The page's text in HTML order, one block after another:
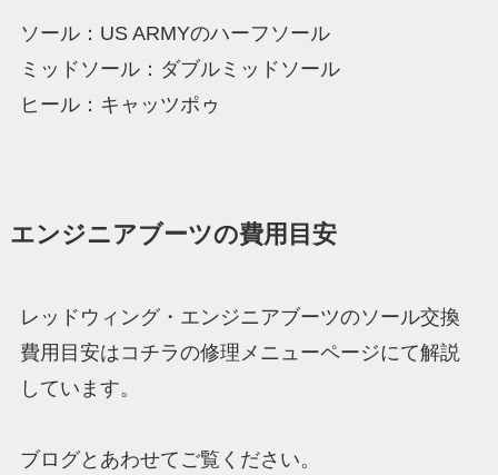
ソール：US ARMYのハーフソール
ミッドソール：ダブルミッドソール
ヒール：キャッツポゥ
エンジニアブーツの費用目安
レッドウィング・エンジニアブーツのソール交換
費用目安はコチラの修理メニューページにて解説
しています。
ブログとあわせてご覧ください。